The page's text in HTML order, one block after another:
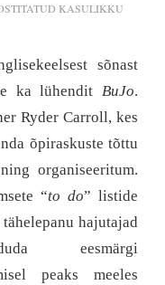
KASULIKKU
sõnast
ka lühenditBuJo.
Ryder Carroll, kes
õpiraskuste tõttu
organiseeritum.
“to do” listide
hajutajad
eesmärgi
peaks meeles